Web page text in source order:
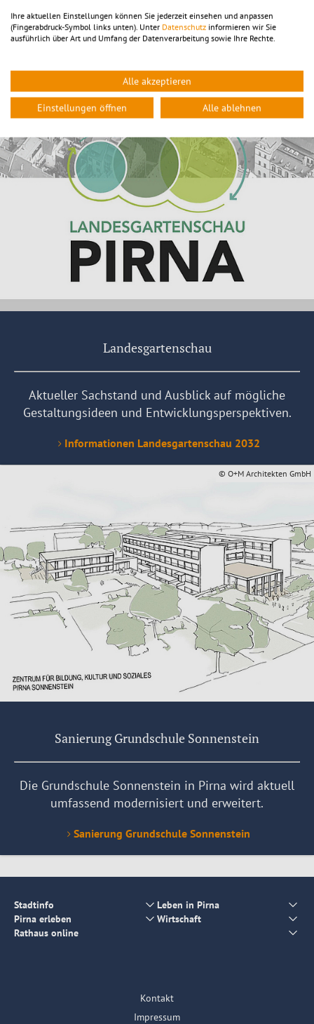
Copitz soll der neue Bauhof Pirnas errichtet werden.
© Ulrich Krüger Landschaftsarchitekten
Landesgartenschau
Aktueller Sachstand und Ausblick auf mögliche
Gestaltungsideen und Entwicklungsperspektiven.
Informationen Landesgartenschau 2032
© O+M Architekten GmbH
Sanierung Grundschule Sonnenstein
Die Grundschule Sonnenstein in Pirna wird aktuell
umfassend modernisiert und erweitert.
Sanierung Grundschule Sonnenstein
Stadtinfo
Leben in Pirna
Pirna erleben
Wirtschaft
Rathaus online
Kontakt
Impressum
Ihre aktuellen Einstellungen können Sie jederzeit einsehen und anpassen
(Fingerabdruck-Symbol links unten). Unter Datenschutz informieren wir Sie
ausführlich über Art und Umfang der Datenverarbeitung sowie Ihre Rechte.
Alle akzeptieren
Einstellungen öffnen Alle ablehnen